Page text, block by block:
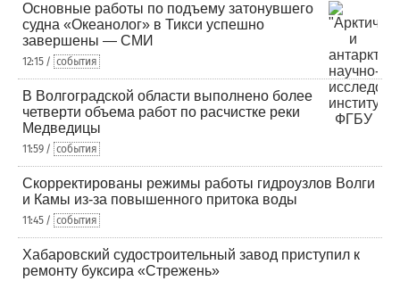
Основные работы по подъему затонувшего
судна «Океанолог» в Тикси успешно
завершены — СМИ
12:15 / события
В Волгоградской области выполнено более
четверти объема работ по расчистке реки
Медведицы
11:59 / события
Скорректированы режимы работы гидроузлов Волги
и Камы из-за повышенного притока воды
11:45 / события
Хабаровский судостроительный завод приступил к
ремонту буксира «Стрежень»